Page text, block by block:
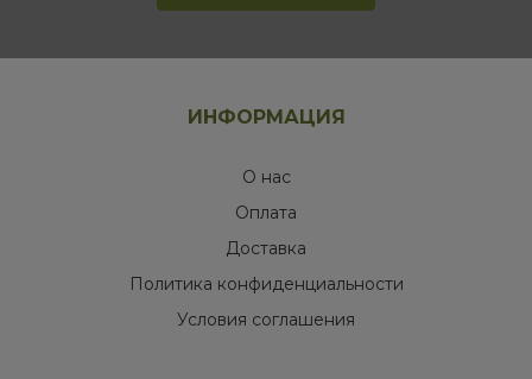
ИНФОРМАЦИЯ
О нас
Оплата
Доставка
Политика конфиденциальности
Условия соглашения